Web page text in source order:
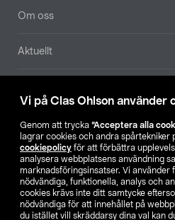
Vi på Clas Ohlson använder
Genom att trycka ”Acceptera alla
lagrar cookies och andra spårtekniker
cookiepolicy för att förbättra
analysera webbplatsens användning
marknadsföringsinsatser. Vi använder
nödvändiga, funktionella, analys och
cookies krävs inte ditt samtycke
nödvändiga för att innehållet på
du istället vill skräddarsy dina val kan
Om oss
Aktuellt
Hitta
SE NO